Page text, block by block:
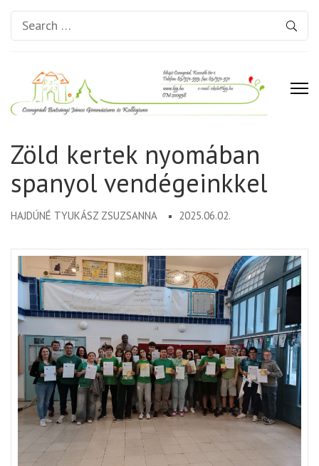
Search
for:
Gimnázium és Kollégium
Zöld kertek nyomában
spanyol vendégeinkkel
HAJDÚNÉ TYUKÁSZ ZSUZSANNA 2025.06.02.